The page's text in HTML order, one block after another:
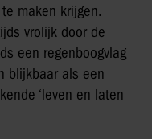
maken krijgen.
vrolijk door de
een regenboogvlag
blijkbaar als een
‘leven en laten